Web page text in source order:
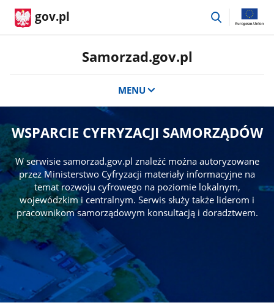
gov.pl
przejdź
Samorzad.gov.pl
MENU
WSPARCIE CYFRYZACJI SAMORZĄDÓW
W serwisie samorzad.gov.pl znaleźć można autoryzowane
przez Ministerstwo Cyfryzacji materiały informacyjne na
temat rozwoju cyfrowego na poziomie lokalnym,
wojewódzkim i centralnym. Serwis służy także liderom i
pracownikom samorządowym konsultacją i doradztwem.